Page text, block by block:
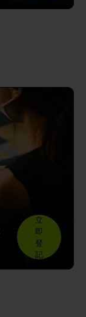
立
即
登
記